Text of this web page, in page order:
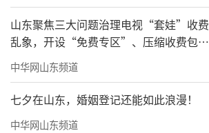
山东聚焦三大问题治理电视“套娃”收费
乱象，开设“免费专区”、压缩收费包比
例70%以上
中华网山东频道
七夕在山东，婚姻登记还能如此浪漫！
中华网山东频道